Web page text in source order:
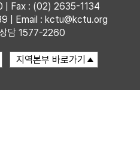
Fax : (02) 2635-1134
| Email : kctu@kctu.org
담 1577-2260